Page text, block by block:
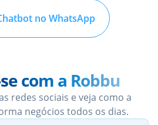
no WhatsApp
com a Robbu
redes sociais e veja como a
negócios todos os dias.